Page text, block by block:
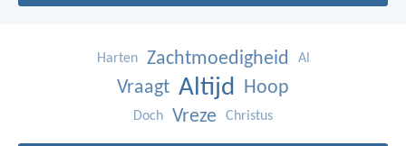
Harten Zachtmoedigheid Al
Vraagt Altijd Hoop
Doch Vreze Christus